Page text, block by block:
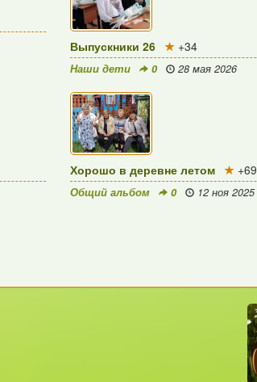
Выпускники 26 +34
Наши дети 0 28 мая 2026
Хорошо в деревне летом +69
Общий альбом 0 12 ноя 2025